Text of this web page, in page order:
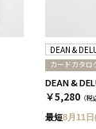
DEAN &
カードカタロ
DEAN &
￥5,280 （税
最短8月11日